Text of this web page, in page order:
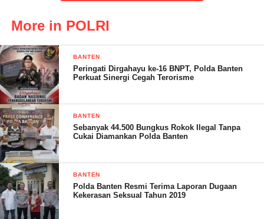
“Kami bersama jajaran untuk memberikan perlindungan
maksimal kepada masyarakat selama perayaan Tahun Baru.
Pengamanan di wilayah pantai menjadi fokus utama, mengingat
banyaknya kegiatan yang dilakukan di sekitar area ini.”
terangnya.
Selain patroli, Polsek Panimbang juga bekerja sama dengan
beberapa pihak, Muspika Kecamatan, Satpol PP, dan instansi
terkait lainnya untuk memastikan koordinasi yang baik dalam
menjaga keamanan.
More in POLRI
BANTEN
Peringati Dirgahayu ke-16 BNPT, Polda Banten
Perkuat Sinergi Cegah Terorisme
BANTEN
Sebanyak 44.500 Bungkus Rokok Ilegal Tanpa
Cukai Diamankan Polda Banten
BANTEN
Polda Banten Resmi Terima Laporan Dugaan
Kekerasan Seksual Tahun 2019